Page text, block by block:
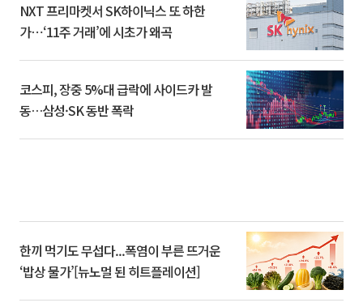
NXT 프리마켓서 SK하이닉스 또 하한
가⋯‘11주 거래’에 시초가 왜곡
코스피, 장중 5%대 급락에 사이드카 발
동…삼성·SK 동반 폭락
한끼 먹기도 무섭다...폭염이 부른 뜨거운
‘밥상 물가’[뉴노멀 된 히트플레이션]